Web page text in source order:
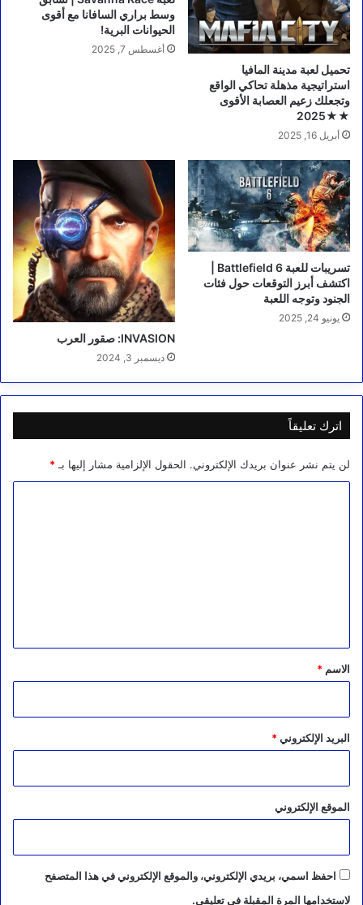
استراتيجية مذهلة تحاكي الواقع
وتجعلك زعيم العصابة الأقوى
★2025★
أبريل 16, 2025
وسط براري السافانا مع أقوى
الحيوانات البرية!
أغسطس 7, 2025
اكتشف أبرز التوقعات حول فئات
الجنود وتوجه اللعبة
يونيو 24, 2025
INVASION: صقور العرب‎
ديسمبر 3, 2024
اترك تعليقاً
لن يتم نشر عنوان بريدك الإلكتروني. الحقول الإلزامية مشار إليها بـ*
*
الاسم *
البريد الإلكتروني*
الموقع الإلكتروني
احفظ اسمي، بريدي الإلكتروني، والموقع الإلكتروني في هذا المتصفح
لاستخدامها المرة المقبلة في تعليقي.